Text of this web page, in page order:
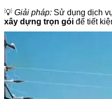
💡 Giải pháp: Sử dụng dịch
xây dựng trọn gói để tiết